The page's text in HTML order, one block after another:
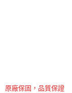
原廠保固，品質保證